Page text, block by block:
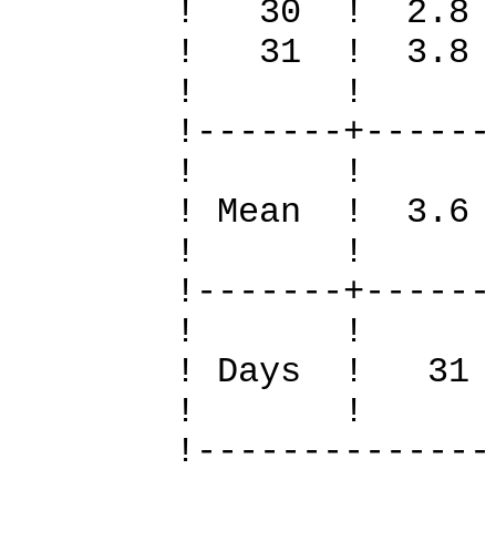
! 30 ! 2.8
! 31 ! 3.8
!
!-------
!
! Mean !
!
!-------
!
! Days
!